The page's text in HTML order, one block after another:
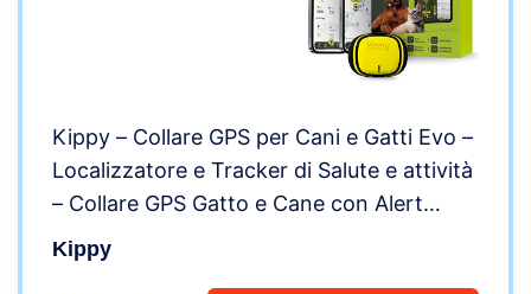
Kippy – Collare GPS per Cani e Gatti Evo –
Localizzatore e Tracker di Salute e attività
– Collare GPS Gatto e Cane con Alert
Istantaneo – GPS Animali con Creazione
Kippy